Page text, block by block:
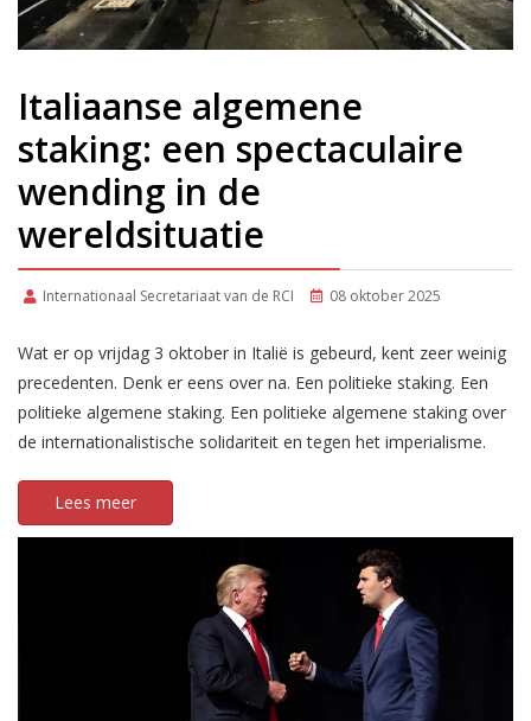
Italiaanse algemene
staking: een spectaculaire
wending in de
wereldsituatie
Internationaal Secretariaat van de RCI 08 oktober 2025
Wat er op vrijdag 3 oktober in Italië is gebeurd, kent zeer weinig
precedenten. Denk er eens over na. Een politieke staking. Een
politieke algemene staking. Een politieke algemene staking over
de internationalistische solidariteit en tegen het imperialisme.
Lees meer